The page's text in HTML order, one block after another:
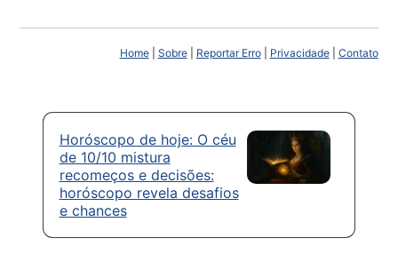
Home| Sobre| Reportar Erro| Privacidade| Contato
Horóscopo de hoje: O céu
de 10/10 mistura
recomeços e decisões:
horóscopo revela desafios
e chances